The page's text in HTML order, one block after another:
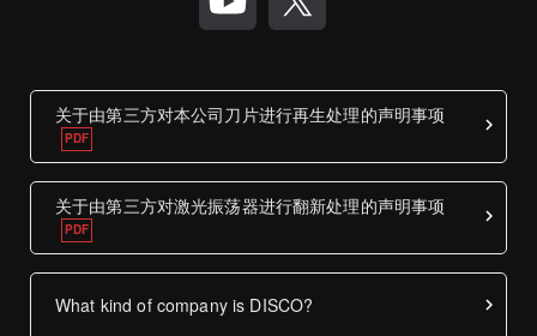
关于由第三方对本公司刀片进行再生处理的声明事项
关于由第三方对激光振荡器进行翻新处理的声明事项
What kind of company is DISCO?